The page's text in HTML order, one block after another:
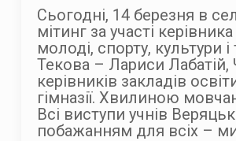
Сьогодні, 14 березня в
мітинг за участі
молоді, спорту, культури
Текова – Лариси Лабатій,
керівників закладів
гімназії. Хвилиною
Всі виступи учнів
побажанням для всіх –